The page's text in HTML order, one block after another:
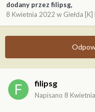
dodany przez filipsg,
8 Kwietnia 2022 w Giełda [K]
filipsg
Napisano 8